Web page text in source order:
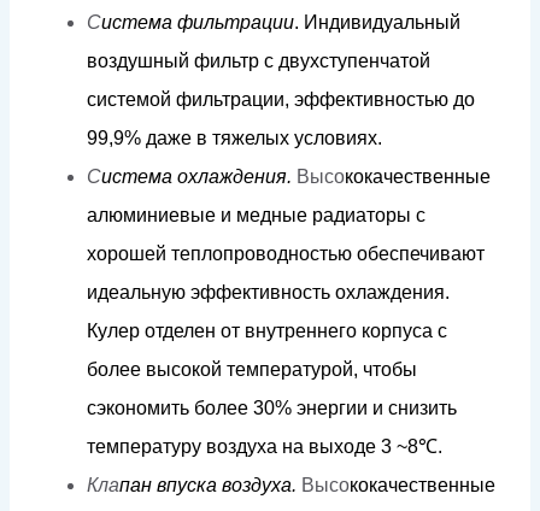
Система фильтрации. И ндивидуальный
воздушный фильтр с двухступенчатой
системой фильтрации, эффективностью до
99,9% даже в тяжелых условиях.
Система охлаждения. Высококачественные
алюминиевые и медные радиаторы с
хорошей теплопроводностью обеспечивают
идеальную эффективность охлаждения.
Кулер отделен от внутреннего корпуса с
более высокой температурой, чтобы
сэкономить более 30% энергии и снизить
температуру воздуха на выходе 3 ~8℃.
Клапан впуска воздуха. Высококачественные